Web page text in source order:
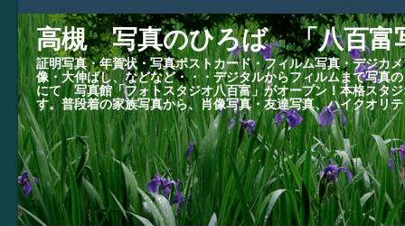
高槻 写真のひろば 「八百富
証明写真・年賀状・写真ポストカード・フィルム写真・デジカ
像・大伸ばし、などなど・・・デジタルからフィルムまで写
にて 写真館「フォトスタジオ八百富」がオープン！本格スタ
す。普段着の家族写真から、肖像写真・友達写真、ハイクオリ